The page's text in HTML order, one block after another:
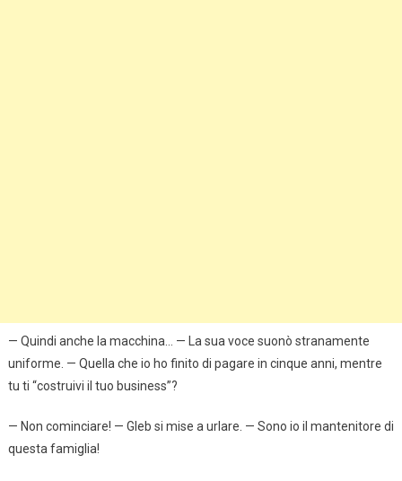
— Quindi anche la macchina… — La sua voce suonò stranamente
uniforme. — Quella che io ho finito di pagare in cinque anni, mentre
tu ti “costruivi il tuo business”?
— Non cominciare! — Gleb si mise a urlare. — Sono io il mantenitore di
questa famiglia!